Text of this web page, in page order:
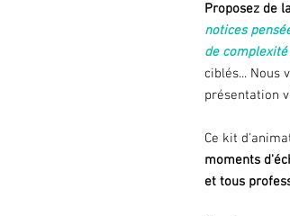
Proposez de
notices
de
ciblés... Nous
présentation
Ce kit
moments
et tous